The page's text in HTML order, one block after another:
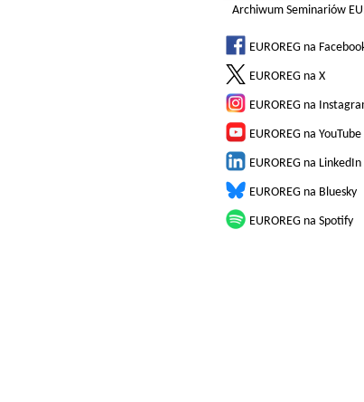
Archiwum Seminariów
EUROREG na
EUROREG na X
EUROREG na
EUROREG na YouTube
EUROREG na LinkedIn
EUROREG na Bluesky
EUROREG na Spotify